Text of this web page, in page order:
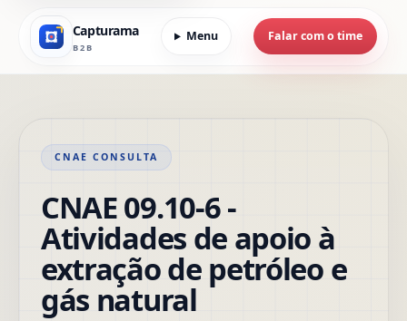
Capturama
B2B
Menu Falar com o time
CNAE CONSULTA
CNAE 09.10-6 -
Atividades de apoio à
extração de petróleo e
gás natural